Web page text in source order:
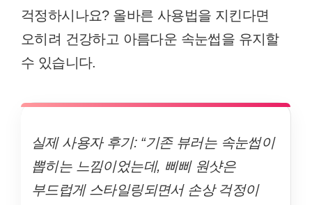
걱정하시나요? 올바른 사용법을 지킨다면
오히려 건강하고 아름다운 속눈썹을 유지할
수 있습니다.
실제 사용자 후기: “기존 뷰러는 속눈썹이
뽑히는 느낌이었는데, 삐삐 원샷은
부드럽게 스타일링되면서 손상 걱정이